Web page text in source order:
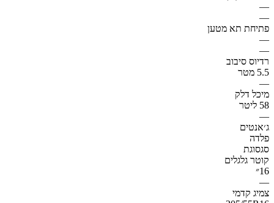
—
—
פתיחת תא מטען
—
—
רדיוס סיבוב
5.5 מטר
—
מיכל דלק
58 ליטר
—
ג׳אנטים
פלדה
סגסוגת
קוטר גלגלים
16״
—
צמיג קדמי